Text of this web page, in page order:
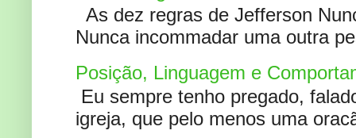
As dez regras de Jefferson
Nunca incommadar uma outra
Posição, Linguagem e
Eu sempre tenho pregado,
igreja, que pelo menos uma